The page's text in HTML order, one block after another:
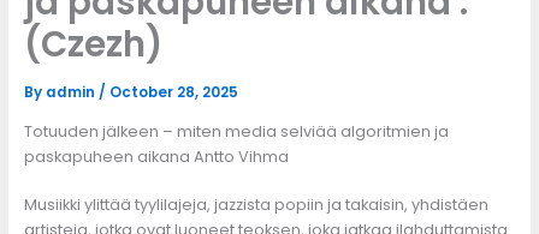
(Czezh)
By admin / October 28, 2025
Totuuden jälkeen – miten media selviää algoritmien ja
paskapuheen aikana Antto Vihma
Musiikki ylittää tyylilajeja, jazzista popiin ja takaisin, yhdistäen
artisteja, jotka ovat luoneet teoksen, joka jatkaa ilahduttamista